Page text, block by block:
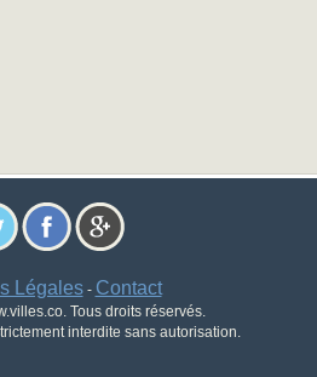
Légales- Contact
Tous droits réservés.
interdite sans autorisation.